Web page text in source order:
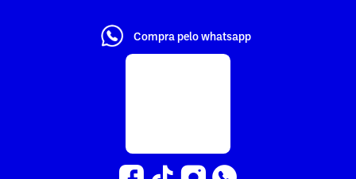
Compra pelo whatsapp